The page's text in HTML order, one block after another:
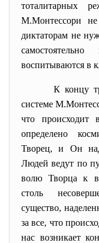
тоталитарных
М.Монтессори
диктаторам не
воспитываются в
К концу
системе
что происходит
определено
Творец, и Он
Людей ведут по
волю Творца к
столь
существо,
за все, что
нас возникает